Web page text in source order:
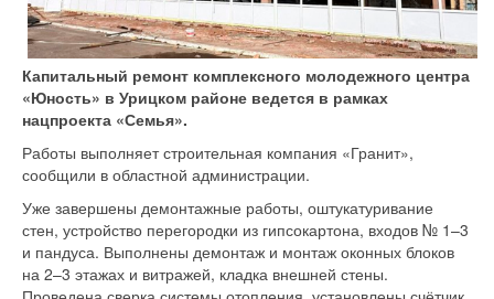
Капитальный ремонт комплексного молодежного центра
«Юность» в Урицком районе ведется в рамках
нацпроекта «Семья».
Работы выполняет строительная компания «Гранит»,
сообщили в областной администрации.
Уже завершены демонтажные работы, оштукатуривание
стен, устройство перегородки из гипсокартона, входов № 1–3
и пандуса. Выполнены демонтаж и монтаж оконных блоков
на 2–3 этажах и витражей, кладка внешней стены.